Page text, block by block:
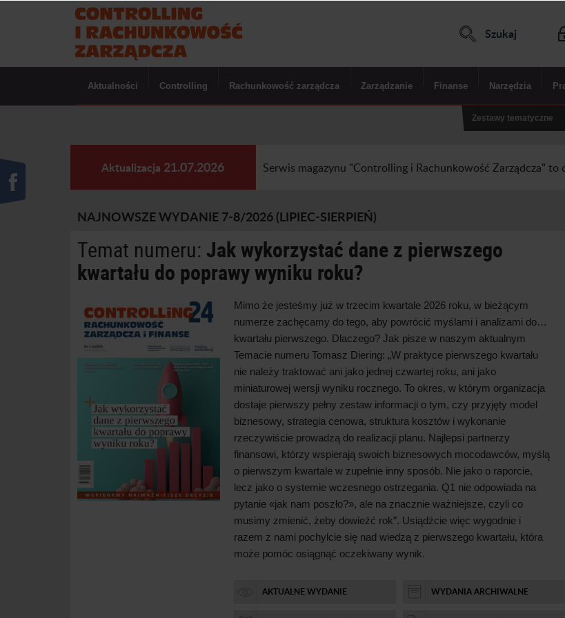
Szukaj
Aktualności Controlling Rachunkowość zarządcza Zarządzanie Finanse Narzędzia
Zestawy tematyczne
Aktualizacja 21.07.2026 Serwis magazynu "Controlling i Rachunkowość Zarządcza" to
NAJNOWSZE WYDANIE 7-8/2026 (LIPIEC-SIERPIEŃ)
Temat numeru: Jak wykorzystać dane z pierwszego
kwartału do poprawy wyniku roku?
Mimo że jesteśmy już w trzecim kwartale 2026 roku, w bieżącym
numerze zachęcamy do tego, aby powrócić myślami i analizami do…
kwartału pierwszego. Dlaczego? Jak pisze w naszym aktualnym
Temacie numeru Tomasz Diering: „W praktyce pierwszego kwartału
nie należy traktować ani jako jednej czwartej roku, ani jako
miniaturowej wersji wyniku rocznego. To okres, w którym organizacja
dostaje pierwszy pełny zestaw informacji o tym, czy przyjęty model
biznesowy, strategia cenowa, struktura kosztów i wykonanie
rzeczywiście prowadzą do realizacji planu. Najlepsi partnerzy
finansowi, którzy wspierają swoich biznesowych mocodawców, myślą
o pierwszym kwartale w zupełnie inny sposób. Nie jako o raporcie,
lecz jako o systemie wczesnego ostrzegania. Q1 nie odpowiada na
pytanie «jak nam poszło?», ale na znacznie ważniejsze, czyli co
musimy zmienić, żeby dowieźć rok”. Usiądźcie więc wygodnie i
razem z nami pochylcie się nad wiedzą z pierwszego kwartału, która
może pomóc osiągnąć oczekiwany wynik.
inwestowania: zarówno w
fundusze ETF, jak i w Osobiste Konto
AKTUALNE WYDANIE WYDANIA ARCHIWALNE
Kalkulacja stawki roboczogodziny w
Paulina Bartoszewska
Lato to doskonały moment, aby
nowe kompetencje i
Optymalne sposoby
członków...
Ewelina Zajchowska-Solak
nowe kompetencje i